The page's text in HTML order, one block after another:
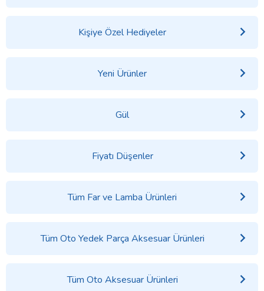
Kişiye Özel Hediyeler
Yeni Ürünler
Gül
Fiyatı Düşenler
Tüm Far ve Lamba Ürünleri
Tüm Oto Yedek Parça Aksesuar Ürünleri
Tüm Oto Aksesuar Ürünleri